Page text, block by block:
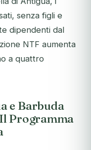
senza figli e
dipendenti dal
NTF aumenta
a quattro
e Barbuda
Programma